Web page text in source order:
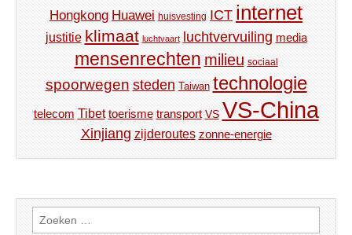
Hongkong Huawei huisvesting ICT internet
justitie klimaat luchtvaart luchtvervuiling media
mensenrechten milieu sociaal
spoorwegen steden Taiwan technologie
telecom Tibet toerisme transport VS VS-China
Xinjiang zijderoutes zonne-energie
Zoeken